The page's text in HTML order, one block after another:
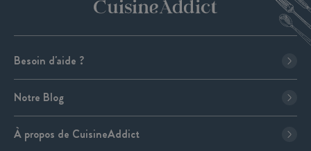
Besoin d'aide ?
Notre Blog
À propos de CuisineAddict